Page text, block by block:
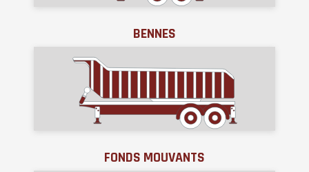
BENNES
FONDS MOUVANTS